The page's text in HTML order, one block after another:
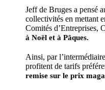
Jeff de Bruges a pensé
collectivités en mettant
Comités d’Entreprises,
à Noël et à Pâques.
Ainsi, par
profitent de tarifs
remise sur le prix